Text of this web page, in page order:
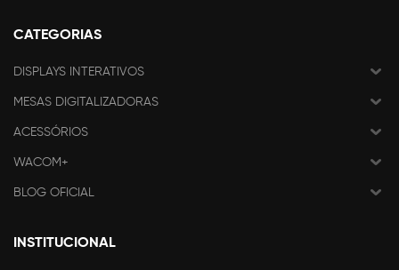
CATEGORIAS
DISPLAYS INTERATIVOS
MESAS DIGITALIZADORAS
ACESSÓRIOS
WACOM+
BLOG OFICIAL
INSTITUCIONAL